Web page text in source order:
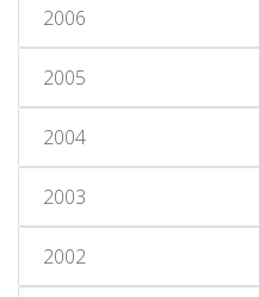
2006
2005
2004
2003
2002